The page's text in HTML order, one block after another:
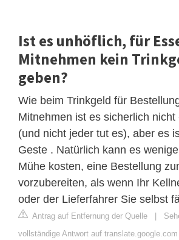
Ist es unhöflich, für
Mitnehmen kein
geben?
Wie beim Trinkgeld für
Mitnehmen ist es sicherlich nicht
(und nicht jeder tut es), aber es
Geste . Natürlich kann es
Mühe kosten, eine Bestellung
vorzubereiten, als wenn Ihr
oder der Lieferfahrer Sie selbst
Antrag auf Entfernung der Quelle |
vollständige Antwort auf